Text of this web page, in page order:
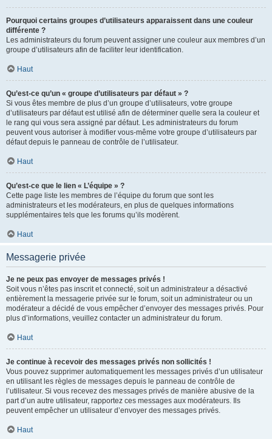
Pourquoi certains groupes d’utilisateurs apparaissent dans une couleur
différente ?
Les administrateurs du forum peuvent assigner une couleur aux membres d’un
groupe d’utilisateurs afin de faciliter leur identification.
Haut
Qu’est-ce qu’un « groupe d’utilisateurs par défaut » ?
Si vous êtes membre de plus d’un groupe d’utilisateurs, votre groupe
d’utilisateurs par défaut est utilisé afin de déterminer quelle sera la couleur et
le rang qui vous sera assigné par défaut. Les administrateurs du forum
peuvent vous autoriser à modifier vous-même votre groupe d’utilisateurs par
défaut depuis le panneau de contrôle de l’utilisateur.
Haut
Qu’est-ce que le lien « L’équipe » ?
Cette page liste les membres de l’équipe du forum que sont les
administrateurs et les modérateurs, en plus de quelques informations
supplémentaires tels que les forums qu’ils modèrent.
Haut
Messagerie privée
Je ne peux pas envoyer de messages privés !
Soit vous n’êtes pas inscrit et connecté, soit un administrateur a désactivé
entièrement la messagerie privée sur le forum, soit un administrateur ou un
modérateur a décidé de vous empêcher d’envoyer des messages privés. Pour
plus d’informations, veuillez contacter un administrateur du forum.
Haut
Je continue à recevoir des messages privés non sollicités !
Vous pouvez supprimer automatiquement les messages privés d’un utilisateur
en utilisant les règles de messages depuis le panneau de contrôle de
l’utilisateur. Si vous recevez des messages privés de manière abusive de la
part d’un autre utilisateur, rapportez ces messages aux modérateurs. Ils
peuvent empêcher un utilisateur d’envoyer des messages privés.
Haut